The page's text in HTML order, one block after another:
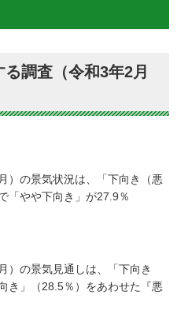
調査（令和3年2月
）の景気状況は、「下向き（悪
「やや下向き」が27.9％
）の景気見通しは、「下向き
き」（28.5％）をあわせた『悪